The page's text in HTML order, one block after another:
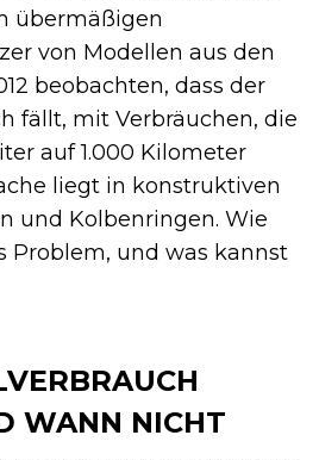
übermäßigen
von Modellen aus den
beobachten, dass der
fällt, mit Verbräuchen, die
auf 1.000 Kilometer
liegt in konstruktiven
und Kolbenringen. Wie
Problem, und was kannst
WANN NICHT